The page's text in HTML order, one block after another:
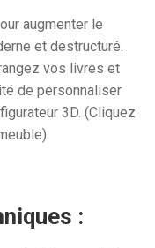
augmenter le
et destructuré.
vos livres et
de personnaliser
3D. (Cliquez
: